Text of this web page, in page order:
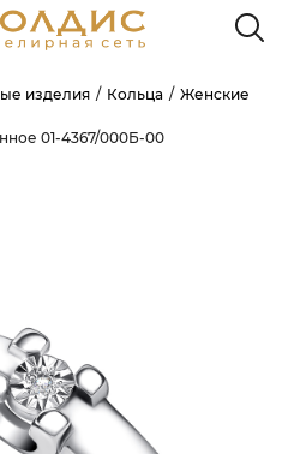
изделия Кольца
Женские
01-4367/000Б-00